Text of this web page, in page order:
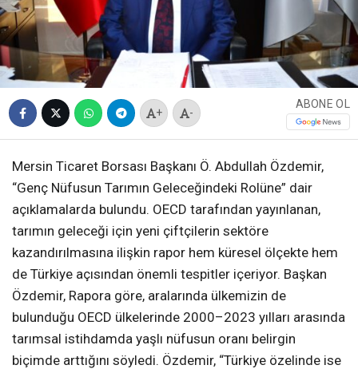
+ -
ABONE OL
Mersin Ticaret Borsası Başkanı Ö. Abdullah Özdemir,
“Genç Nüfusun Tarımın Geleceğindeki Rolüne” dair
açıklamalarda bulundu. OECD tarafından yayınlanan,
tarımın geleceği için yeni çiftçilerin sektöre
kazandırılmasına ilişkin rapor hem küresel ölçekte hem
de Türkiye açısından önemli tespitler içeriyor. Başkan
Özdemir, Rapora göre, aralarında ülkemizin de
bulunduğu OECD ülkelerinde 2000–2023 yılları arasında
tarımsal istihdamda yaşlı nüfusun oranı belirgin
biçimde arttığını söyledi. Özdemir, “Türkiye özelinde ise